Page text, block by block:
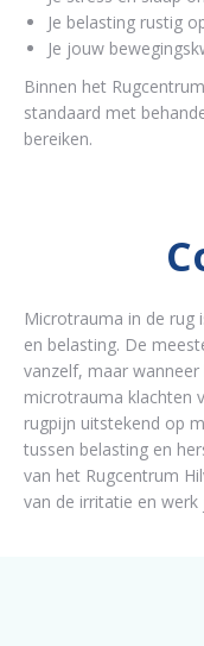
Je belasting rustig
Je jouw
Binnen het
standaard met
bereiken.
Microtrauma in de rug
en belasting. De
vanzelf, maar
microtrauma klachten
rugpijn uitstekend op
tussen belasting en
van het Rugcentrum
van de irritatie en